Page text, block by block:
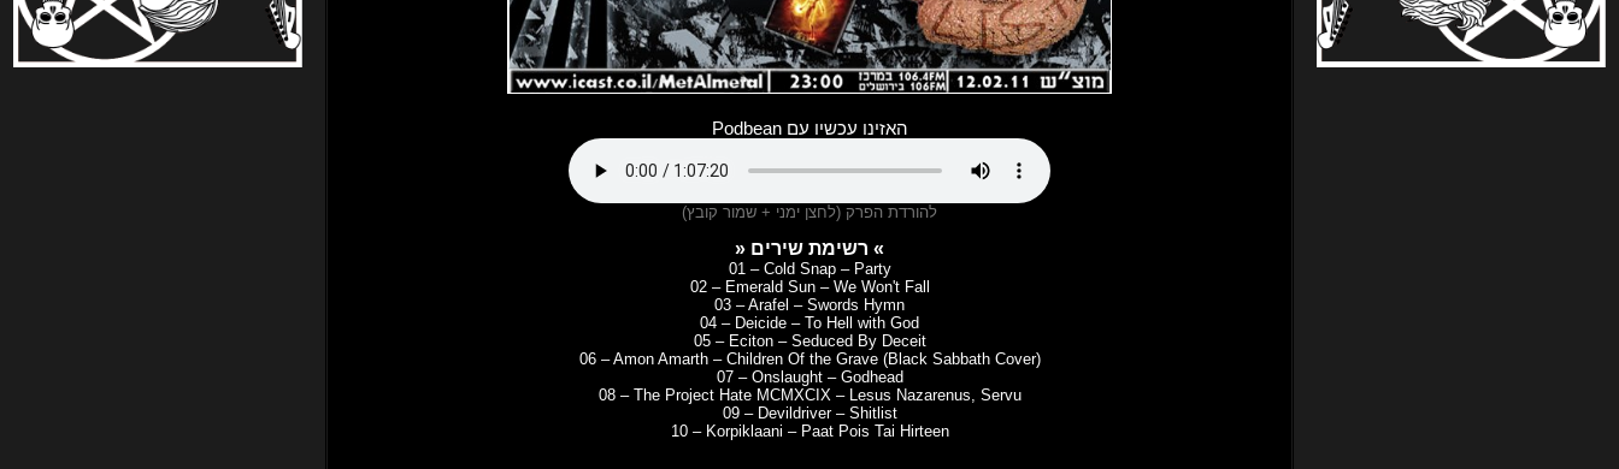
האזינו עכשיו עם Podbean
להורדת הפרק (לחצן ימני + שמור קובץ)
» רשימת שירים «
01 – Cold Snap – Party
02 – Emerald Sun – We Won't Fall
03 – Arafel – Swords Hymn
04 – Deicide – To Hell with God
05 – Eciton – Seduced By Deceit
06 – Amon Amarth – Children Of the Grave (Black Sabbath Cover)
07 – Onslaught – Godhead
08 – The Project Hate MCMXCIX – Lesus Nazarenus, Servu
09 – Devildriver – Shitlist
10 – Korpiklaani – Paat Pois Tai Hirteen